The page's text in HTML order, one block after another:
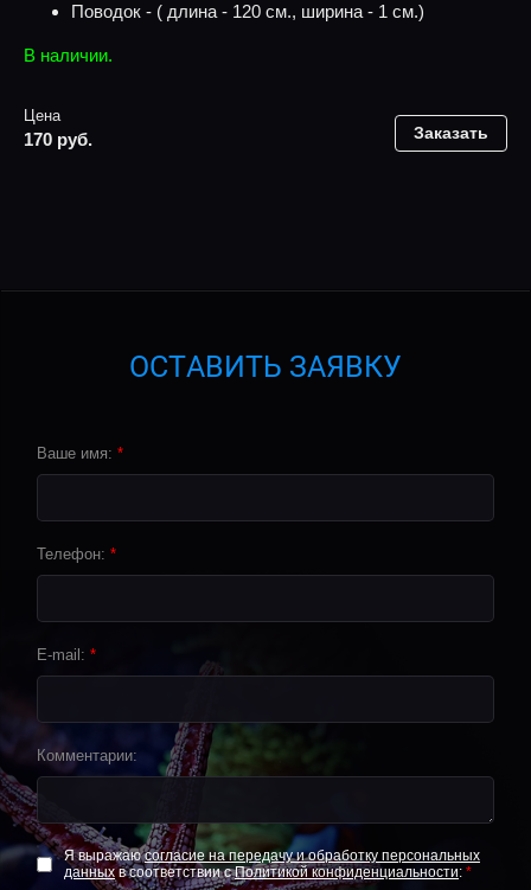
Поводок - ( длина - 120 см., ширина - 1 см.)
В наличии.
Цена
170 руб. Заказать
ОСТАВИТЬ ЗАЯВКУ
Ваше имя: *
Телефон: *
E-mail: *
Комментарии:
Я выражаюсогласие на передачу и обработку персональных
данныхв соответствии сПолитикой конфиденциальности: *